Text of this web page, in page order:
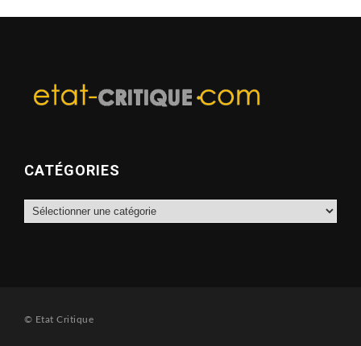
CATÉGORIES
Catégories
© Etat Critique